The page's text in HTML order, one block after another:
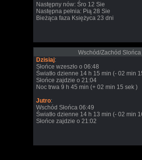
Następny nów: Śro 12 Sie
Następna pełnia: Pią 28 Sie
Bieżąca faza Księżyca 23 dni
Wschód/Zachód Slońca
Dzisiaj:
Słońce wzeszło o 06:48
Światło dzienne 14 h 15 min (- 02 min
Słońce zajdzie o 21:04
Noc trwa 9 h 45 min (+ 02 min 15 sek )
Jutro:
Wschód Słońca 06:49
Światło dzienne 14 h 13 min (- 02 min
Słońce zajdzie o 21:02